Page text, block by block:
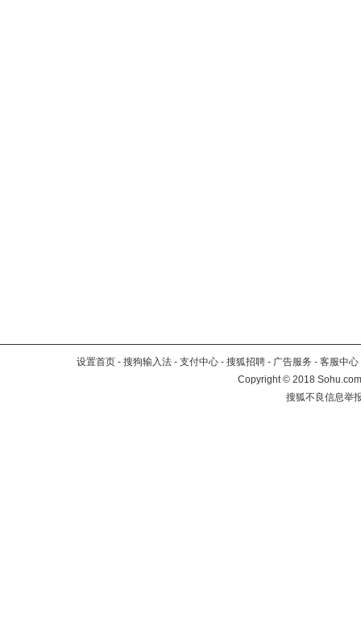
设置首页 - 搜狗输入法 - 支付中心 - 搜狐招聘 - 广告服务 - 客服中心
Copyright©2018
搜狐不良信息举